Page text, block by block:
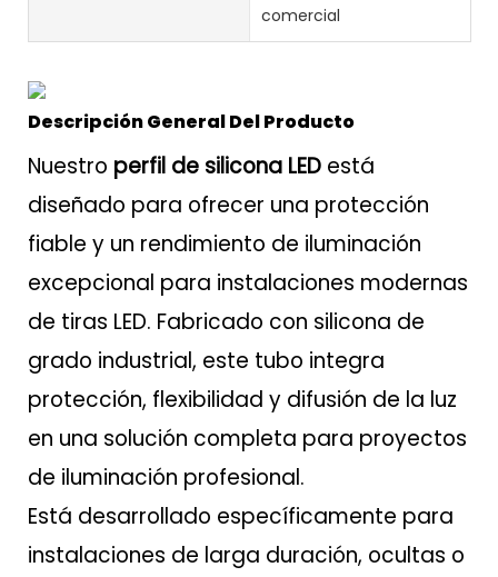
comercial
Descripción General Del Producto
Nuestro perfil de silicona LED está
diseñado para ofrecer una protección
fiable y un rendimiento de iluminación
excepcional para instalaciones modernas
de tiras LED. Fabricado con silicona de
grado industrial, este tubo integra
protección, flexibilidad y difusión de la luz
en una solución completa para proyectos
de iluminación profesional.
Está desarrollado específicamente para
instalaciones de larga duración, ocultas o